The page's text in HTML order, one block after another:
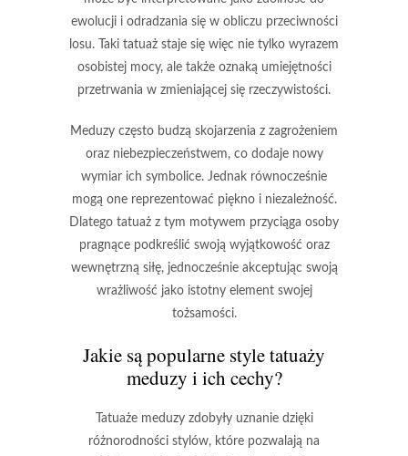
ewolucjii odradzania sięw obliczu przeciwności
losu. Taki tatuaż staje się więc nie tylko wyrazem
osobistej mocy, ale także oznaką umiejętności
przetrwania w zmieniającej się rzeczywistości.
Meduzy często budzą skojarzenia z zagrożeniem
oraz niebezpieczeństwem, co dodaje nowy
wymiar ich symbolice. Jednak równocześnie
mogą one reprezentować pięknoi niezależność.
Dlatego tatuaż z tym motywem przyciąga osoby
pragnące podkreślić swoją wyjątkowość oraz
wewnętrzną siłę, jednocześnie akceptując swoją
wrażliwość jako istotny element swojej
tożsamości.
Jakie są popularne style tatuaży
meduzy i ich cechy?
Tatuaże meduzyzdobyły uznanie dzięki
różnorodności stylów, które pozwalają na